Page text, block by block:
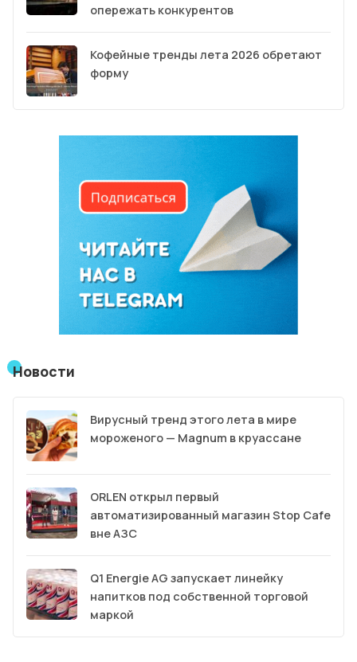
опережать конкурентов
Кофейные тренды лета 2026 обретают
форму
Новости
Вирусный тренд этого лета в мире
мороженого — Magnum в круассане
ORLEN открыл первый
автоматизированный магазин Stop Cafe
вне АЗС
Q1 Energie AG запускает линейку
напитков под собственной торговой
маркой